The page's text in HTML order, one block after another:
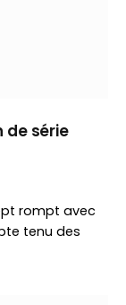
de série
rompt avec
tenu des